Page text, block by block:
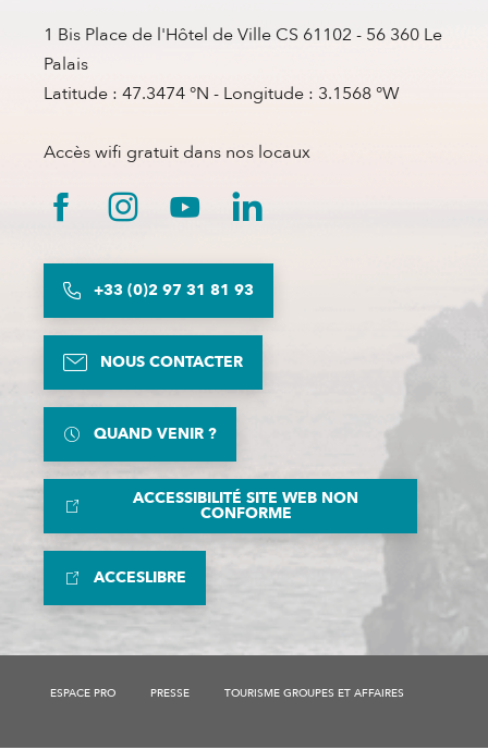
1 Bis Place de l'Hôtel de Ville CS 61102 - 56 360 Le
Palais
Latitude : 47.3474 °N - Longitude : 3.1568 °W
Accès wifi gratuit dans nos locaux
+33 (0)2 97 31 81 93
NOUS CONTACTER
QUAND VENIR ?
ACCESSIBILITÉ SITE WEB NON
CONFORME
ACCESLIBRE
ESPACE PRO PRESSE TOURISME GROUPES ET AFFAIRES